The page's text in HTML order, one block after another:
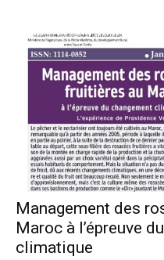
Management des
Maroc à l’épreuve
climatique